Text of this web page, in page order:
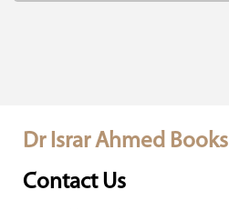
Dr Israr Ahmed Books
Contact Us